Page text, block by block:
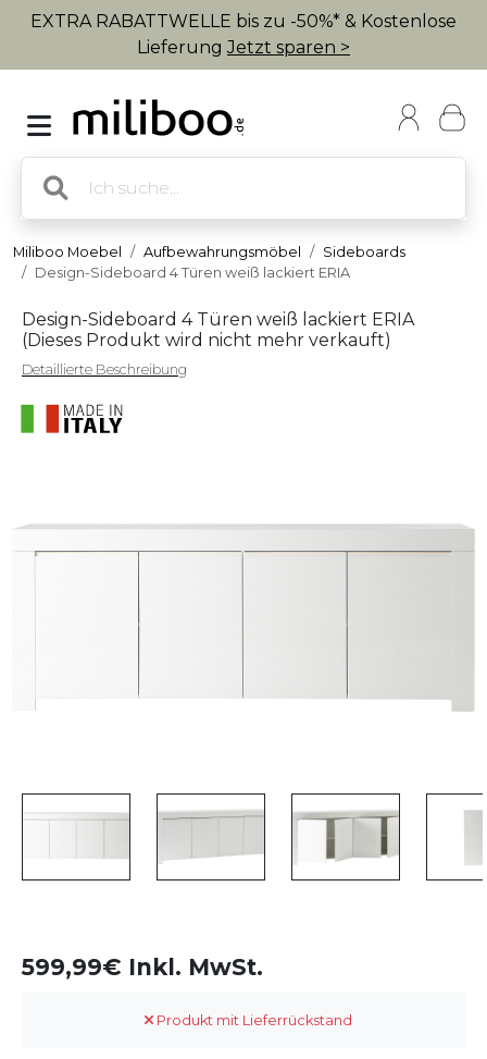
EXTRA RABATTWELLE bis zu -50%* & Kostenlose
LieferungJetzt sparen >
Miliboo Moebel Aufbewahrungsmöbel
Sideboards
Design-Sideboard 4 Türen weiß lackiert ERIA
Design-Sideboard 4 Türen weiß lackiert ERIA
(Dieses Produkt wird nicht mehr verkauft)
Detaillierte Beschreibung
599,99€ Inkl. MwSt.
Produkt mit Lieferrückstand